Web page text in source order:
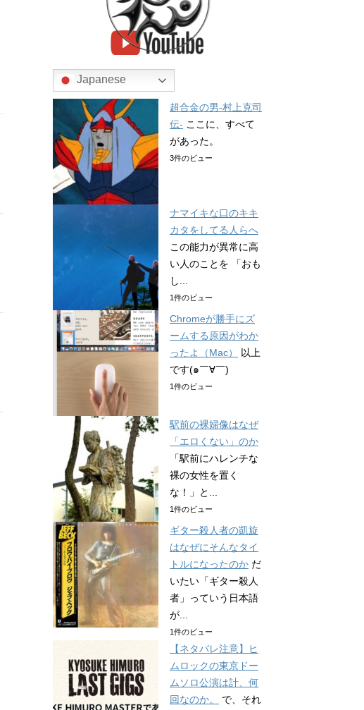
Japanese
超合金の男-村上克司
伝- ここに、すべて
があった。
3件のビュー
ナマイキな口のキキ
カタをしてる人らへ
この能力が異常に高
い人のことを 「おも
し...
1件のビュー
Chromeが勝手にズ
ームする原因がわか
ったよ（Mac）
以上
です(๑￣∀￣)
1件のビュー
駅前の裸婦像はなぜ
「エロくない」のか
「駅前にハレンチな
裸の女性を置く
な！」と...
1件のビュー
ギター殺人者の凱旋
はなぜにそんなタイ
トルになったのか だ
いたい「ギター殺人
者」っていう日本語
が...
1件のビュー
【ネタバレ注意】ヒ
ムロックの東京ドー
ムソロ公演は計、何
回なのか。
で、それ